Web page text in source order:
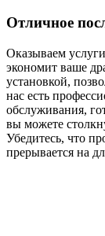
Отличное
Оказываем
экономит ваше
установкой,
нас есть
обслуживания,
вы можете
Убедитесь, что
прерывается на